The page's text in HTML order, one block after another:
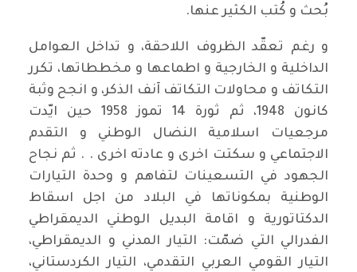
بُحث و كُتب الكثير عنها.
و رغم تعقّد الظروف اللاحقة، و تداخل العوامل
الداخلية و الخارجية و اطماعها و مخططاتها، تكرر
التكاتف و محاولات التكاتف آنف الذكر، و انجح وثبة
كانون 1948، ثم ثورة 14 تموز 1958 حين ايّدت
مرجعيات اسلامية النضال الوطني و التقدم
الاجتماعي و سكتت اخرى و عادته اخرى . . ثم نجاح
الجهود في التسعينات لتفاهم و وحدة التيارات
الوطنية بمكوناتها في البلاد من اجل اسقاط
الدكتاتورية و اقامة البديل الوطني الديمقراطي
الفدرالي التي ضمّت: التيار المدني و الديمقراطي،
التيار القومي العربي التقدمي، التيار الكردستاني،